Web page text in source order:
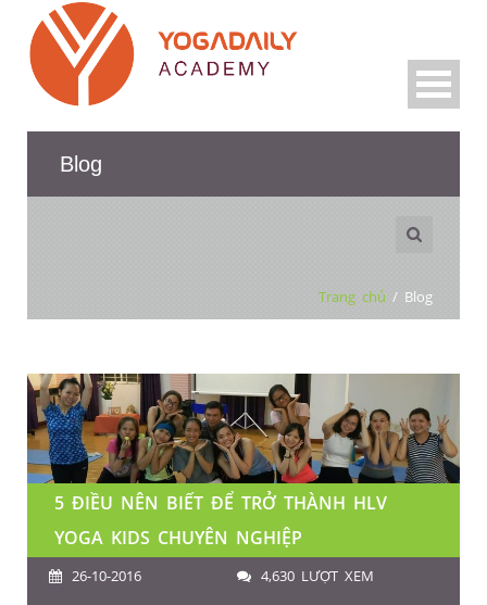
Blog
Trang chủ / Blog
5 ĐIỀU NÊN BIẾT ĐỂ TRỞ THÀNH HLV
YOGA KIDS CHUYÊN NGHIỆP
26-10-2016 4,630 LƯỢT XEM